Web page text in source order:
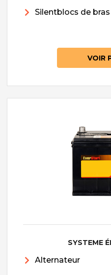
Silentblocs de bras
VOIR
SYSTEME
Alternateur